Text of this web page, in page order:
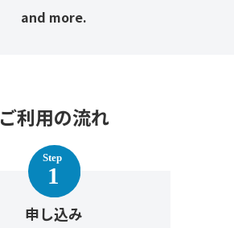
and more.
ご利用の流れ
申し込み